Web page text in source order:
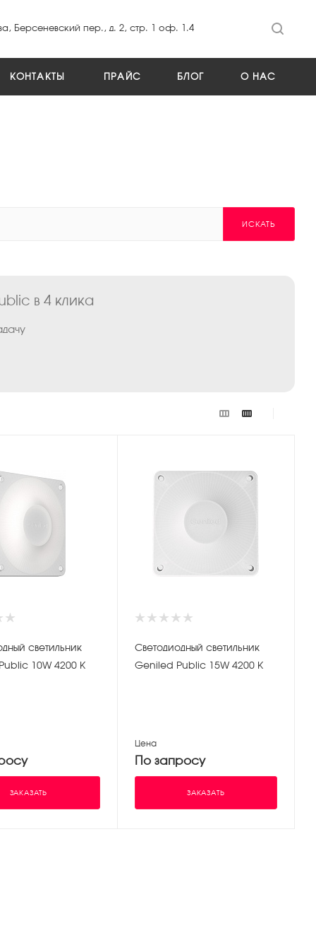
Берсеневский пер., д. 2, стр. 1 оф. 1.4
КОНТАКТЫ ПРАЙС БЛОГ О НАС
ИСКАТЬ
в 4 клика
светильник
10W 4200 К
ЗАКАЗАТЬ
Светодиодный светильник
Geniled Public 15W 4200 К
Цена
По запросу
ЗАКАЗАТЬ